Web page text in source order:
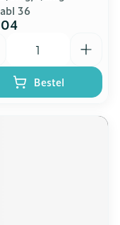
36
Bestel